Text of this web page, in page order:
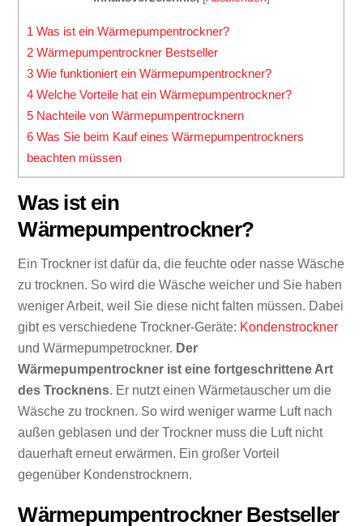
1 Was ist ein Wärmepumpentrockner?
2 Wärmepumpentrockner Bestseller
3 Wie funktioniert ein Wärmepumpentrockner?
4 Welche Vorteile hat ein Wärmepumpentrockner?
5 Nachteile von Wärmepumpentrocknern
6 Was Sie beim Kauf eines Wärmepumpentrockners
beachten müssen
Was ist ein
Wärmepumpentrockner?
Ein Trockner ist dafür da, die feuchte oder nasse Wäsche
zu trocknen. So wird die Wäsche weicher und Sie haben
weniger Arbeit, weil Sie diese nicht falten müssen. Dabei
gibt es verschiedene Trockner-Geräte: Kondenstrockner
und Wärmepumpetrockner. Der
Wärmepumpentrockner ist eine fortgeschrittene Art
des Trocknens. Er nutzt einen Wärmetauscher um die
Wäsche zu trocknen. So wird weniger warme Luft nach
außen geblasen und der Trockner muss die Luft nicht
dauerhaft erneut erwärmen. Ein großer Vorteil
gegenüber Kondenstrocknern.
Wärmepumpentrockner Bestseller